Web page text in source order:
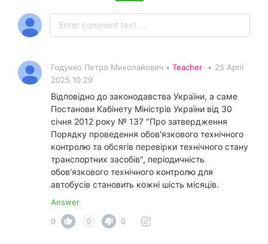
Годунко Петро Миколайович • Teacher • 25 April
2025 10:29
Відповідно до законодавства України, а саме
Постанови Кабінету Міністрів України від 30
січня 2012 року № 137 "Про затвердження
Порядку проведення обов'язкового технічного
контролю та обсягів перевірки технічного стану
транспортних засобів", періодичність
обов'язкового технічного контролю для
автобусів становить кожні шість місяців.
Answer
0
0 0